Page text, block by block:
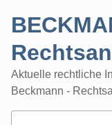
Aktuelle rechtliche
Beckmann -